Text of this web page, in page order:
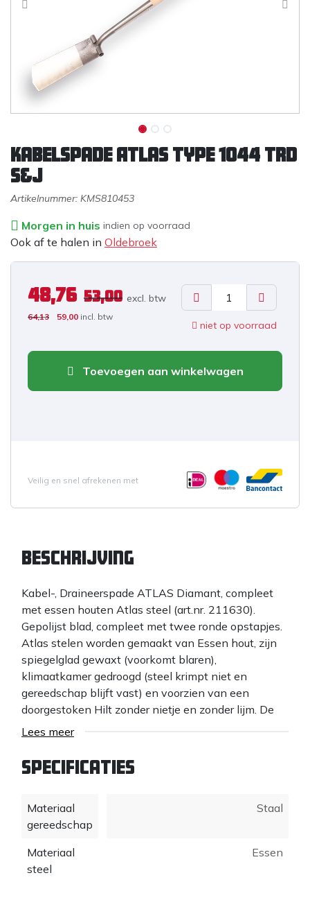
Kabelspade Atlas type 1044 TRD
S&J
Artikelnummer: KMS810453
Morgen in huis indien op voorraad
Ook af te halen in Oldebroek
48,76 53,00 excl. btw
64,13 59,00 incl. btw
niet op voorraad
Toevoegen aan winkelwagen
Veilig en snel afrekenen met
Beschrijving
Kabel-, Draineerspade ATLAS Diamant, compleet
met essen houten Atlas steel (art.nr. 211630).
Gepolijst blad, compleet met twee ronde opstapjes.
Atlas stelen worden gemaakt van Essen hout, zijn
spiegelglad gewaxt (voorkomt blaren),
klimaatkamer gedroogd (steel krimpt niet en
gereedschap blijft vast) en voorzien van een
doorgestoken Hilt zonder nietje en zonder lijm. De
Handige opstapjes zijn rond, blijven nergens achter
kabelspade kunt u gemakkelijk een gleuf maken in
de grond om bijvoorbeeld kabels, leidingen of
kabels, leidingen en drainage op een veilige diepte,
zodat u deze met een gewone spade of bats niet
Lees meer
Specificaties
Materiaal
gereedschap
Staal
Materiaal
steel
Essen